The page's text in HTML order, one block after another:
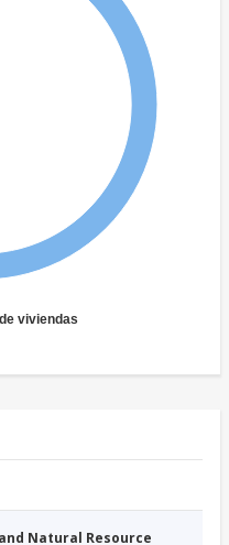
viviendas
Natural Resource